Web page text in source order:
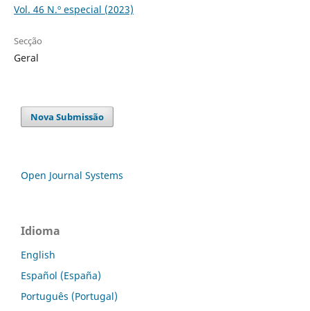
Vol. 46 N.º especial (2023)
Secção
Geral
Nova Submissão
Open Journal Systems
Idioma
English
Español (España)
Português (Portugal)